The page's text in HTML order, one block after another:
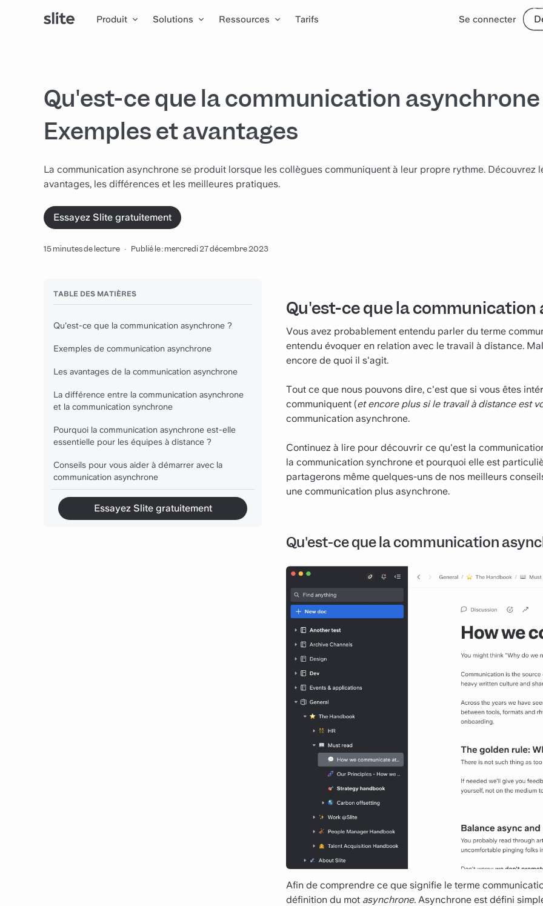
Produit Solutions Ressources Tarifs Se connecter
Qu'est-ce que la communication asynchrone
Exemples et avantages
La communication asynchrone se produit lorsque les collègues communiquent à leur propre rythme. Découvrez
avantages, les différences et les meilleures pratiques.
Essayez Slite gratuitement
15 minutes de lecture · Publié le : mercredi 27 décembre 2023
TABLE DES MATIÈRES
Qu'est-ce que la communication asynchrone ?
Exemples de communication asynchrone
Les avantages de la communication asynchrone
La différence entre la communication asynchrone
et la communication synchrone
Pourquoi la communication asynchrone est-elle
essentielle pour les équipes à distance ?
Conseils pour vous aider à démarrer avec la
communication asynchrone
Essayez Slite gratuitement
Qu'est-ce que la communication
Vous avez probablement entendu parler du terme
entendu évoquer en relation avec le travail à distance.
encore de quoi il s'agit.
Tout ce que nous pouvons dire, c'est que si vous êtes
communiquent (et encore plus si le travail à distance est
communication asynchrone.
Continuez à lire pour découvrir ce qu'est la
la communication synchrone et pourquoi elle est
partagerons même quelques-uns de nos meilleurs
une communication plus asynchrone.
Qu'est-ce que la communication
Afin de comprendre ce que signifie le terme
définition du mot asynchrone. Asynchrone est défini